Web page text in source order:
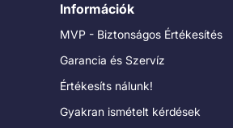
Információk
MVP - Biztonságos Értékesítés
Garancia és Szervíz
Értékesíts nálunk!
Gyakran ismételt kérdések